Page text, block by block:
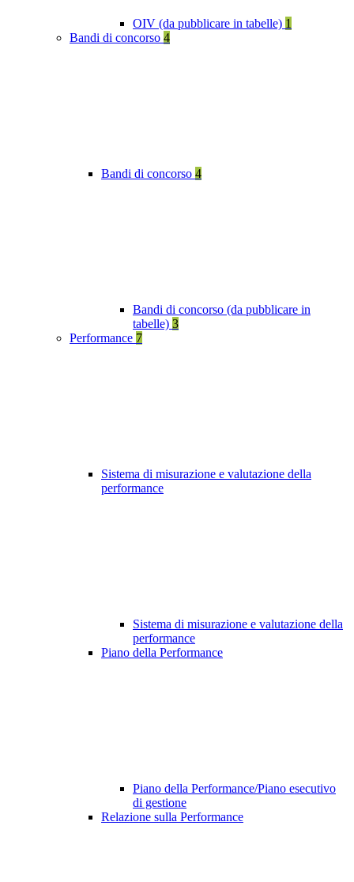
OIV (da pubblicare in tabelle) 1
Bandi di concorso 4
Bandi di concorso 4
Bandi di concorso (da pubblicare in
tabelle) 3
Performance 7
Sistema di misurazione e valutazione della
performance
Sistema di misurazione e valutazione della
performance
Piano della Performance
Piano della Performance/Piano esecutivo
di gestione
Relazione sulla Performance